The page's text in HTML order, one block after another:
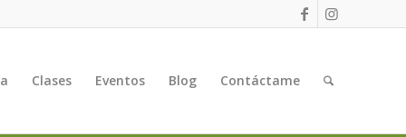
Clases Eventos Blog Contáctame